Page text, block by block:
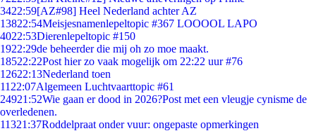
3422:59[AZ#98] Heel Nederland achter AZ
13822:54Meisjesnamenlepeltopic #367 LOOOOL LAPO
4022:53Dierenlepeltopic #150
1922:29de beheerder die mij oh zo moe maakt.
18522:22Post hier zo vaak mogelijk om 22:22 uur #76
12622:13Nederland toen
11 22:07Algemeen Luchtvaarttopic #61
24921:52Wie gaan er dood in 2026?Post met een vleugje cynisme de
overledenen.
11321:37Roddelpraat onder vuur: ongepaste opmerkingen